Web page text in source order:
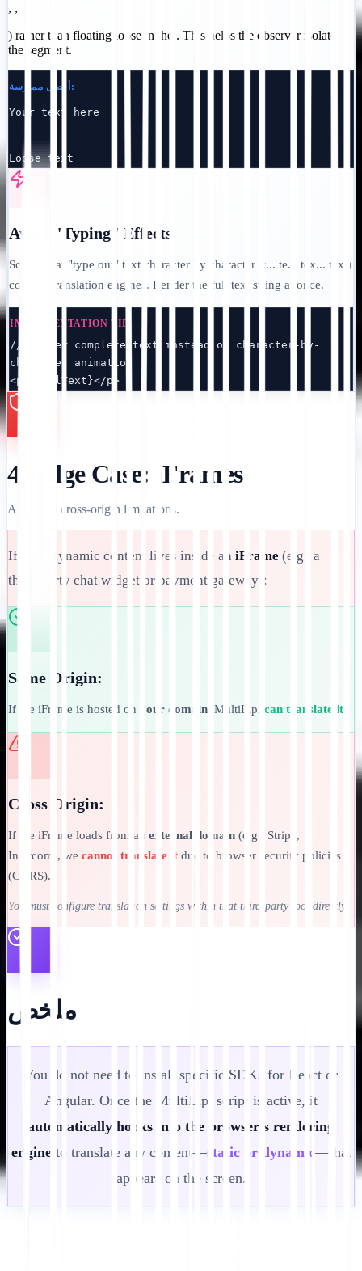
, ,
) rather than floating loose in the . This helps the observer isolate
the segment.
أفضل ممارسة:
Your text here
Loose text
Avoid "Typing" Effects
Scripts that "type out" text character by character (t... te... tex... text)
confuse translation engines. Render the full text string at once.
IMPLEMENTATION TIP:
// Render complete text instead of character-by-
character animation
<p>{fullText}</p>
4. Edge Case: iFrames
A note on cross-origin limitations.
If your dynamic content lives inside an iFrame (e.g., a
third-party chat widget or payment gateway):
Same Origin:
If the iFrame is hosted on your domain , MultiLipi can translate it
Cross Origin:
If the iFrame loads from an external domain (e.g., Stripe,
Intercom), we cannot translate it due to browser security policies
(CORS).
You must configure translation settings within that third-party tool directly.
ملخص
You do not need to install specific SDKs for React or
Angular. Once the MultiLipi script is active, it
automatically hooks into the browser's rendering
engine to translate any content—static or dynamic —that
appears on the screen.